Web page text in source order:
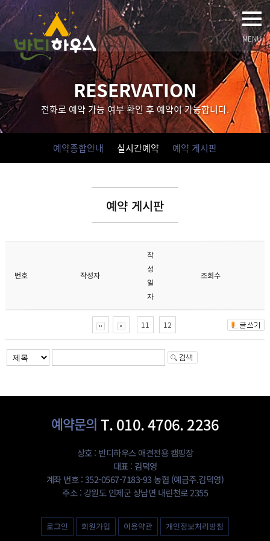
MENU
RESERVATION
전화로 예약 가능 여부 확인 후 예약이 가능합니다.
예약종합안내 실시간예약 예약 게시판
예약 게시판
번호 작성자
작
성
일
자
조회수
11 12
예약문의 T. 010. 4706. 2236
상호 : 반디하우스 애견전용 캠핑장
대표 : 김덕영
계좌 번호 : 352-0567-7183-93 농협 (예금주.김덕영)
주소 : 강원도 인제군 상남면 내린천로 2355
로그인 회원가입 이용약관 개인정보처리방침